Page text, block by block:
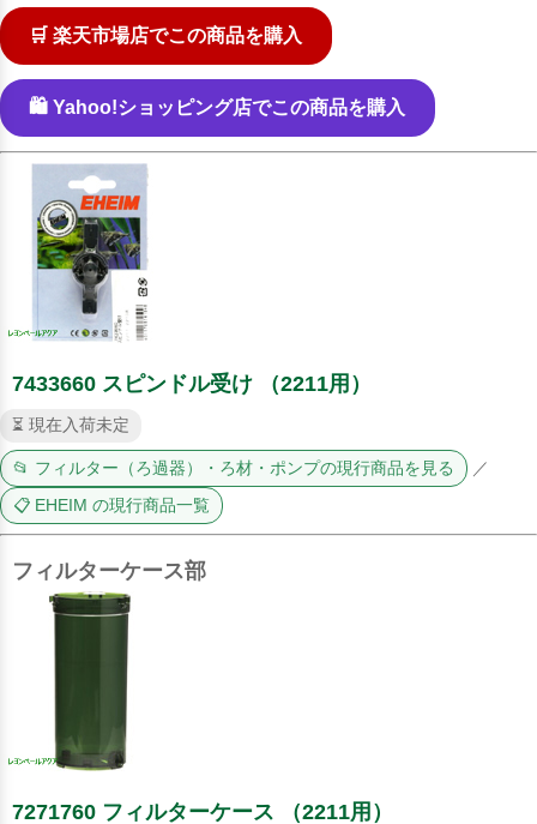
🛒 楽天市場店でこの商品を購入
🛍️ Yahoo!ショッピング店でこの商品を購入
7433660 スピンドル受け （2211用）
⏳ 現在入荷未定
📂 フィルター（ろ過器）・ろ材・ポンプの現行商品を見る ／
📋 EHEIM の現行商品一覧
フィルターケース部
7271760 フィルターケース （2211用）